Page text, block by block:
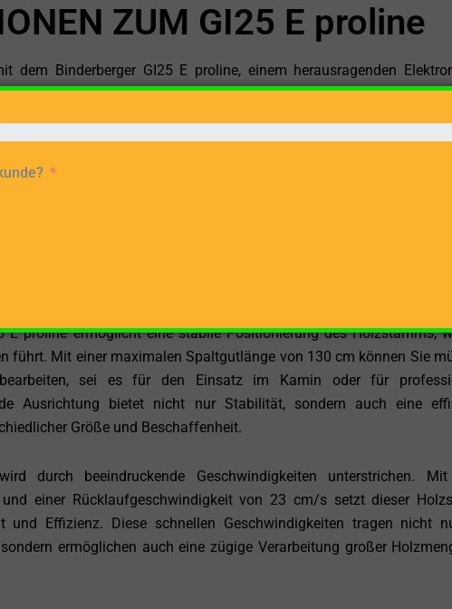
ZUM GI25 E proline
dem Binderberger GI25 E proline, einem herausragenden
von Leistung und Effizienz neu definiert. Dieses Modell, das sich
bietet eine beeindruckende Kombination aus Kraft,
von einem zuverlässigen Elektromotor angetrieben, der mit
gewährleistet nicht nur eine konstante und
einen umweltfreundlichen Betrieb ohne die Notwendigkeit von
eine gleichmäßige Leistungsabgabe, was zu einer
25 Tonnen führt.
E proline ermöglicht eine stabile Positionierung des Holzstamms,
führt. Mit einer maximalen Spaltgutlänge von 130 cm können Sie
sei es für den Einsatz im Kamin oder für
Ausrichtung bietet nicht nur Stabilität, sondern auch eine
Größe und Beschaffenheit.
durch beeindruckende Geschwindigkeiten unterstrichen.
einer Rücklaufgeschwindigkeit von 23 cm/s setzt dieser
und Effizienz. Diese schnellen Geschwindigkeiten tragen nicht
ermöglichen auch eine zügige Verarbeitung großer